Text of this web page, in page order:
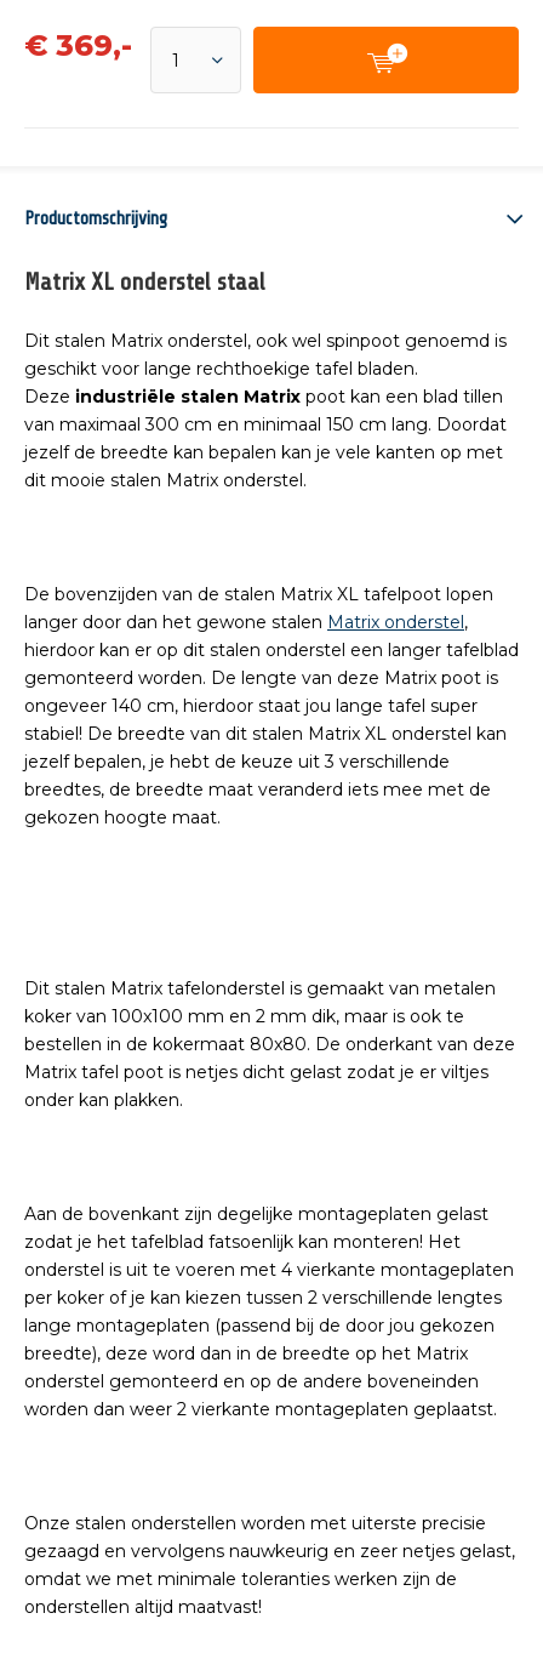
€ 369,-
Productomschrijving
Matrix XL onderstel staal
Dit stalen Matrix onderstel, ook wel spinpoot genoemd is
geschikt voor lange rechthoekige tafel bladen.
Deze industriële stalen Matrix poot kan een blad tillen
van maximaal 300 cm en minimaal 150 cm lang. Doordat
jezelf de breedte kan bepalen kan je vele kanten op met
dit mooie stalen Matrix onderstel.
De bovenzijden van de stalen Matrix XL tafelpoot lopen
langer door dan het gewone stalen Matrix onderstel,
hierdoor kan er op dit stalen onderstel een langer tafelblad
gemonteerd worden. De lengte van deze Matrix poot is
ongeveer 140 cm, hierdoor staat jou lange tafel super
stabiel! De breedte van dit stalen Matrix XL onderstel kan
jezelf bepalen, je hebt de keuze uit 3 verschillende
breedtes, de breedte maat veranderd iets mee met de
gekozen hoogte maat.
Dit stalen Matrix tafelonderstel is gemaakt van metalen
koker van 100x100 mm en 2 mm dik, maar is ook te
bestellen in de kokermaat 80x80. De onderkant van deze
Matrix tafel poot is netjes dicht gelast zodat je er viltjes
onder kan plakken.
Aan de bovenkant zijn degelijke montageplaten gelast
zodat je het tafelblad fatsoenlijk kan monteren! Het
onderstel is uit te voeren met 4 vierkante montageplaten
per koker of je kan kiezen tussen 2 verschillende lengtes
lange montageplaten (passend bij de door jou gekozen
breedte), deze word dan in de breedte op het Matrix
onderstel gemonteerd en op de andere boveneinden
worden dan weer 2 vierkante montageplaten geplaatst.
Onze stalen onderstellen worden met uiterste precisie
gezaagd en vervolgens nauwkeurig en zeer netjes gelast,
omdat we met minimale toleranties werken zijn de
onderstellen altijd maatvast!